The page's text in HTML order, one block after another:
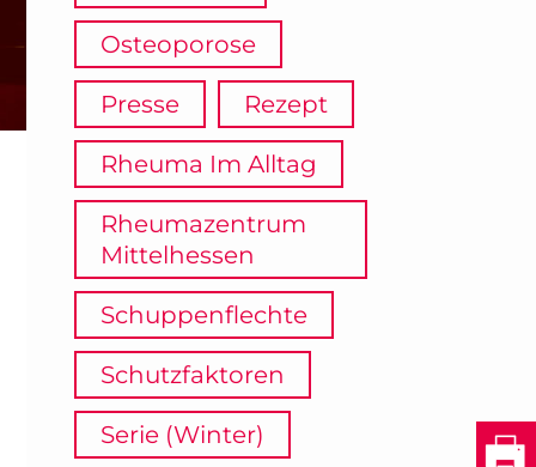
Osteoporose
Presse Rezept
Rheuma Im Alltag
Rheumazentrum
Mittelhessen
Schuppenflechte
Schutzfaktoren
Serie (Winter)